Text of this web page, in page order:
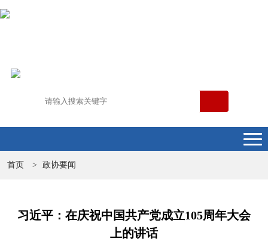
首页 > 政协要闻
习近平：在庆祝中国共产党成立105周年大会
上的讲话